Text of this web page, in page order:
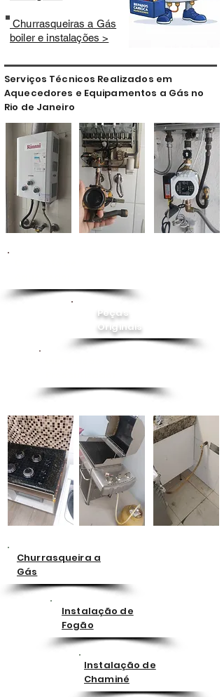
Churrasqueiras a Gás
boiler e instalações >
Serviços Técnicos Realizados em
Aquecedores e Equipamentos a Gás no
Rio de Janeiro
Peças
Originais
Churrasqueira a
Gás
Instalação de
Fogão
Instalação de
Chaminé